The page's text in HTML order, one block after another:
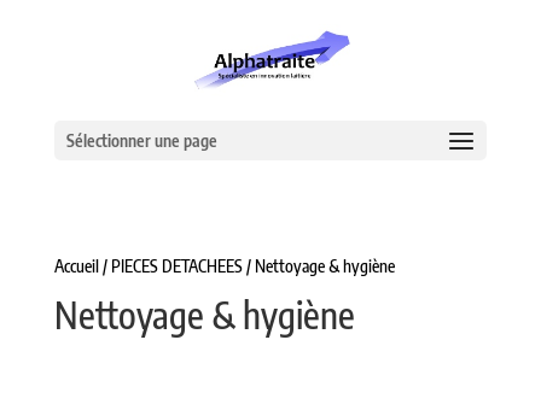
Sélectionner une page
Accueil/ PIECES DETACHEES/ Nettoyage & hygiène
Nettoyage & hygiène